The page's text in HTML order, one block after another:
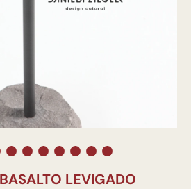
LEVIGADO